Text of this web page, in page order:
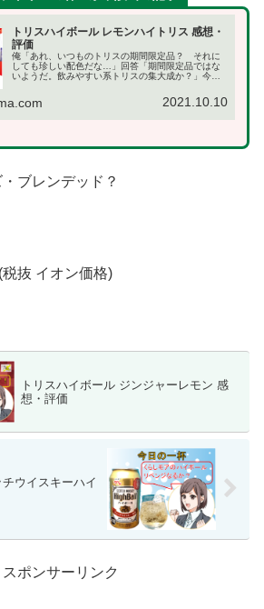
トリスハイボール レモンハイトリス 感想・
評価
俺「あれ、いつものトリスの期間限定品？ それに
しても珍しい配色だな…」回答「期間限定品ではな
いようだ。飲みやすい系トリスの集大成か？」今回
イボール＜レモンハイトリス＞缶」です！今回はミ
ニス...
2021.10.10
ブレンデッド？
抜 イオン価格)
トリスハイボール ジンジャーレモン 感
想・評価
ウイスキーハイ
スポンサーリンク